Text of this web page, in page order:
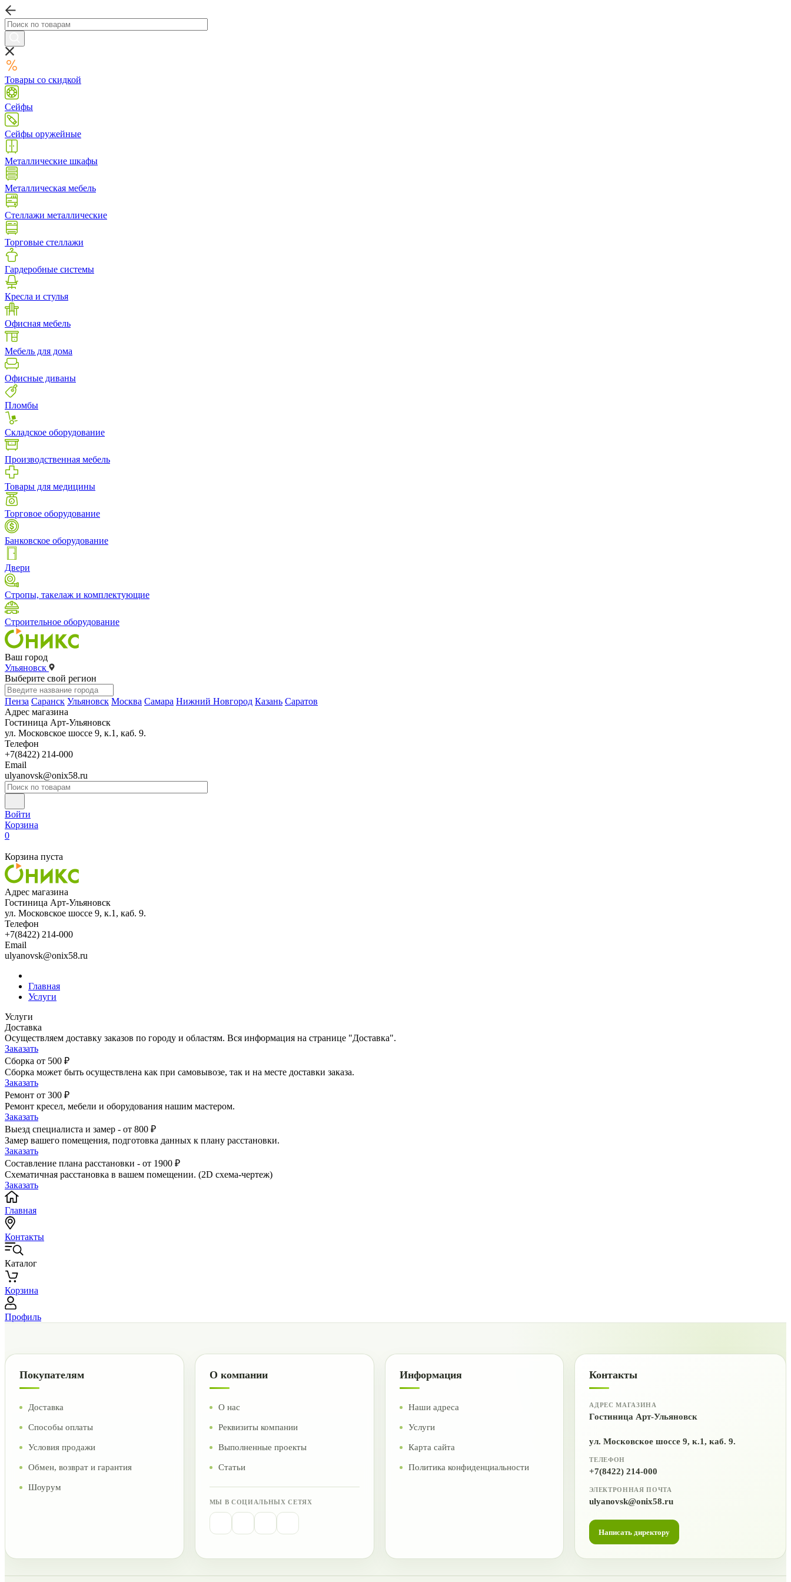
Товары со скидкой
Сейфы
Сейфы оружейные
Металлические шкафы
Металлическая мебель
Стеллажи металлические
Торговые стеллажи
Гардеробные системы
Кресла и стулья
Офисная мебель
Мебель для дома
Офисные диваны
Пломбы
Складское оборудование
Производственная мебель
Товары для медицины
Торговое оборудование
Банковское оборудование
Двери
Стропы, такелаж и комплектующие
Строительное оборудование
Ваш город
Ульяновск
Выберите свой регион
Пенза Саранск Ульяновск Москва Самара Нижний Новгород Казань Саратов
Адрес магазина
Гостиница Арт-Ульяновск
ул. Московское шоссе 9, к.1, каб. 9.
Телефон
+7(8422) 214-000
Email
ulyanovsk@onix58.ru
Войти
Корзина
0
Корзина пуста
Адрес магазина
Гостиница Арт-Ульяновск
ул. Московское шоссе 9, к.1, каб. 9.
Телефон
+7(8422) 214-000
Email
ulyanovsk@onix58.ru
Главная
Услуги
Услуги
Доставка
Осуществляем доставку заказов по городу и областям. Вся информация на странице "Доставка".
Заказать
Сборка от 500 ₽
Сборка может быть осуществлена как при самовывозе, так и на месте доставки заказа.
Заказать
Ремонт от 300 ₽
Ремонт кресел, мебели и оборудования нашим мастером.
Заказать
Выезд специалиста и замер - от 800 ₽
Замер вашего помещения, подготовка данных к плану расстановки.
Заказать
Составление плана расстановки - от 1900 ₽
Схематичная расстановка в вашем помещении. (2D схема-чертеж)
Заказать
Главная
Контакты
Каталог
Корзина
Профиль
Покупателям
Доставка
Способы оплаты
Условия продажи
Обмен, возврат и гарантия
Шоурум
О компании
О нас
Реквизиты компании
Выполненные проекты
Статьи
МЫ В СОЦИАЛЬНЫХ СЕТЯХ
Информация
Наши адреса
Услуги
Карта сайта
Политика конфиденциальности
Контакты
АДРЕС МАГАЗИНА
Гостиница Арт-Ульяновск
ул. Московское шоссе 9, к.1, каб. 9.
ТЕЛЕФОН
+7(8422) 214-000
ЭЛЕКТРОННАЯ ПОЧТА
ulyanovsk@onix58.ru
Написать директору